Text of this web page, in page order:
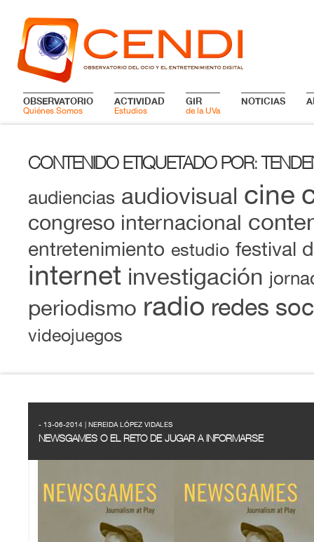
OBSERVATORIO
Quiénes Somos
ACTIVIDAD
Estudios
GIR
de la UVa
NOTICIAS
CONTENIDO ETIQUETADO POR:
audiencias audiovisual cine
congreso internacional
entretenimiento estudio festival
internet investigación
periodismo radio redes
videojuegos
- 13-06-2014 | NEREIDA LÓPEZ VIDALES
NEWSGAMES O EL RETO DE JUGAR A INFORMARSE